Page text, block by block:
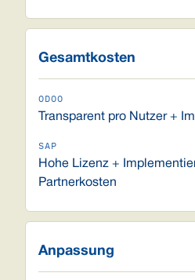
Gesamtkosten
Transparent pro Nutzer +
Hohe Lizenz +
Partnerkosten
Anpassung